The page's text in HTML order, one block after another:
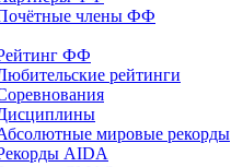
члены ФФ
ФФ
рейтинги
мировые рекорды
AIDA